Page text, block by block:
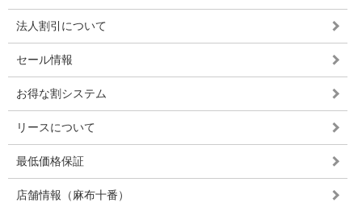
法人割引について
セール情報
お得な割システム
リースについて
最低価格保証
店舗情報（麻布十番）